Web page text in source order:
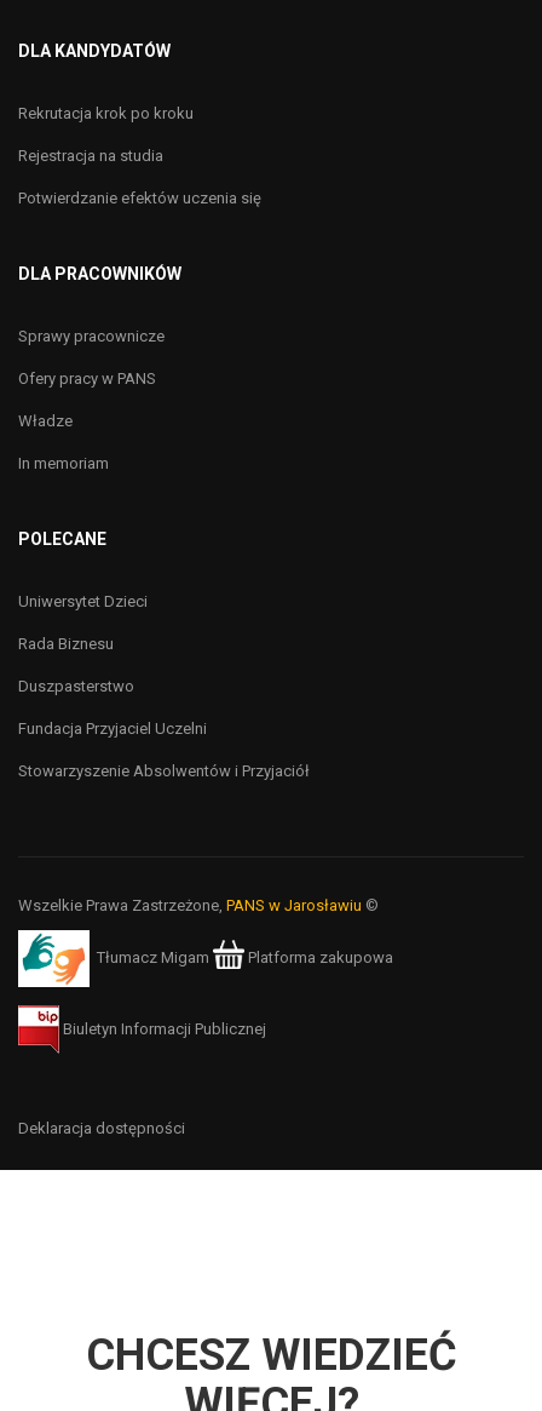
DLA KANDYDATÓW
Rekrutacja krok po kroku
Rejestracja na studia
Potwierdzanie efektów uczenia się
DLA PRACOWNIKÓW
Sprawy pracownicze
Ofery pracy w PANS
Władze
In memoriam
POLECANE
Uniwersytet Dzieci
Rada Biznesu
Duszpasterstwo
Fundacja Przyjaciel Uczelni
Stowarzyszenie Absolwentów i Przyjaciół
Wszelkie Prawa Zastrzeżone, PANS w Jarosławiu ©
Tłumacz Migam Platforma zakupowa
Biuletyn Informacji Publicznej
Deklaracja dostępności
CHCESZ WIEDZIEĆ